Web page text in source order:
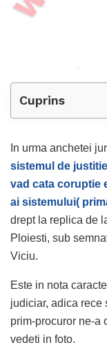
Cuprins
In urma anchetei
sistemul de
vad cata coruptie
ai sistemului(
drept la replica de
Ploiesti, sub
Viciu.
Este in nota
judiciar, adica rece
prim-procuror ne-a
vedeti in foto.